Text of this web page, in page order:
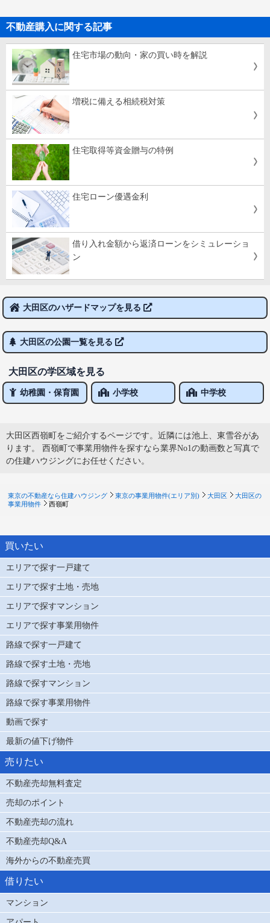
不動産購入に関する記事
住宅市場の動向・家の買い時を解説
増税に備える相続税対策
住宅取得等資金贈与の特例
住宅ローン優遇金利
借り入れ金額から返済ローンをシミュレーショ
ン
大田区のハザードマップを見る
大田区の公園一覧を見る
大田区の学区域を見る
幼稚園・保育園 小学校 中学校
大田区西嶺町をご紹介するページです。近隣には池上、東雪谷があ
ります。 西嶺町で事業用物件を探すなら業界No1の動画数と写真で
の住建ハウジングにお任せください。
東京の不動産なら住建ハウジング 東京の事業用物件(エリア別) 大田区
大田区の
事業用物件
西嶺町
買いたい
エリアで探す一戸建て
エリアで探す土地・売地
エリアで探すマンション
エリアで探す事業用物件
路線で探す一戸建て
路線で探す土地・売地
路線で探すマンション
路線で探す事業用物件
動画で探す
最新の値下げ物件
売りたい
不動産売却無料査定
売却のポイント
不動産売却の流れ
不動産売却Q&A
海外からの不動産売買
借りたい
マンション